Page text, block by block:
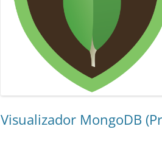
Visualizador MongoDB